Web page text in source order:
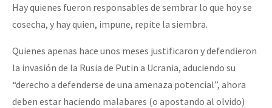
Hay quienes fueron responsables de sembrar lo que hoy se
cosecha, y hay quien, impune, repite la siembra.
Quienes apenas hace unos meses justificaron y defendieron
la invasión de la Rusia de Putin a Ucrania, aduciendo su
“derecho a defenderse de una amenaza potencial”, ahora
deben estar haciendo malabares (o apostando al olvido)